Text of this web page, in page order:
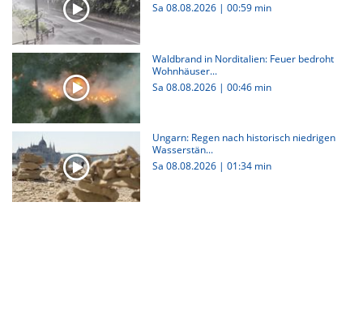
Sa 08.08.2026 | 00:59 min
Waldbrand in Norditalien: Feuer bedroht
Wohnhäuser...
Sa 08.08.2026 | 00:46 min
Ungarn: Regen nach historisch niedrigen
Wasserstän...
Sa 08.08.2026 | 01:34 min